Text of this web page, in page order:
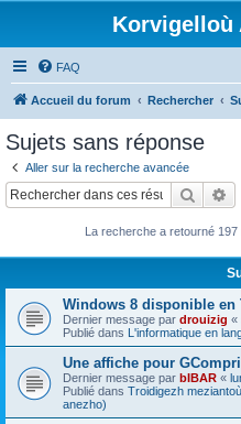
Korvigelloù
FAQ
Accueil du forum Rechercher
Sujets sans réponse
Aller sur la recherche avancée
La recherche a retourné 197
Windows 8 disponible en
Dernier message par drouizig «
Publié dans L'informatique en
Une affiche pour
Dernier message par bIBAR «
Publié dans Troidigezh
anezho)